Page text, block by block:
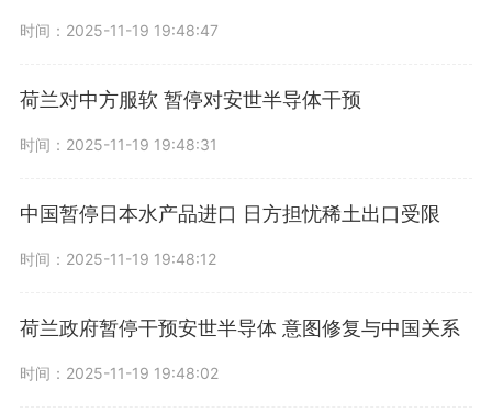
时间：2025-11-19 19:48:47
荷兰对中方服软 暂停对安世半导体干预
时间：2025-11-19 19:48:31
中国暂停日本水产品进口 日方担忧稀土出口受限
时间：2025-11-19 19:48:12
荷兰政府暂停干预安世半导体 意图修复与中国关系
时间：2025-11-19 19:48:02